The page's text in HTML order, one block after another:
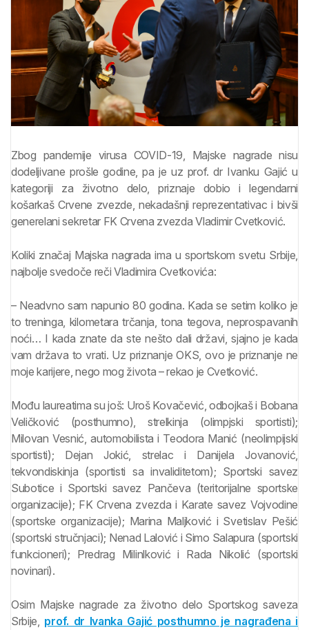
Zbog pandemije virusa COVID-19, Majske nagrade nisu
dodeljivane prošle godine, pa je uz prof. dr Ivanku Gajić u
kategoriji za životno delo, priznaje dobio i legendarni
košarkaš Crvene zvezde, nekadašnji reprezentativac i bivši
generelani sekretar FK Crvena zvezda Vladimir Cvetković.
Koliki značaj Majska nagrada ima u sportskom svetu Srbije,
najbolje svedoče reči Vladimira Cvetkovića:
– Neadvno sam napunio 80 godina. Kada se setim koliko je
to treninga, kilometara trčanja, tona tegova, neprospavanih
noći… I kada znate da ste nešto dali državi, sjajno je kada
vam država to vrati. Uz priznanje OKS, ovo je priznanje ne
moje karijere, nego mog života – rekao je Cvetković.
Mođu laureatima su još: Uroš Kovačević, odbojkaš i Bobana
Veličković (posthumno), strelkinja (olimpjski sportisti);
Milovan Vesnić, automobilista i Teodora Manić (neolimpijski
sportisti); Dejan Jokić, strelac i Danijela Jovanović,
tekvondiskinja (sportisti sa invaliditetom); Sportski savez
Subotice i Sportski savez Pančeva (teritorijalne sportske
organizacije); FK Crvena zvezda i Karate savez Vojvodine
(sportske organizacije); Marina Maljković i Svetislav Pešić
(sportski stručnjaci); Nenad Lalović i Simo Salapura (sportski
funkcioneri); Predrag Milinlković i Rada Nikolić (sportski
novinari).
Osim Majske nagrade za životno delo Sportskog saveza
Srbije, prof. dr Ivanka Gajić posthumno je nagrađena i